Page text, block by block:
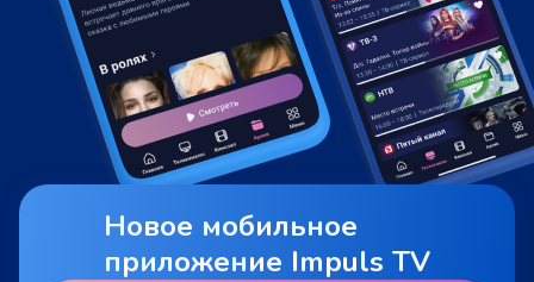
Новое мобильное
приложение Impuls TV